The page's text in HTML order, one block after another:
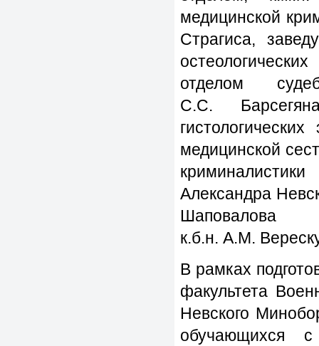
медицинской
Страгиса,
отделом
С.С.
медицинской
Александра
к.б.н. А.М.
В рамках
факультета
Невского
обучающихся